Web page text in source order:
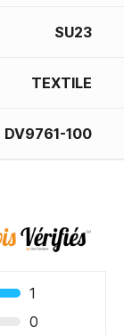
SU23
TEXTILE
DV9761-100
1
0